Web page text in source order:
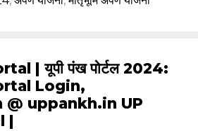
| यूपी पंख पोर्टल 2024:
Login,
uppankh.in UP